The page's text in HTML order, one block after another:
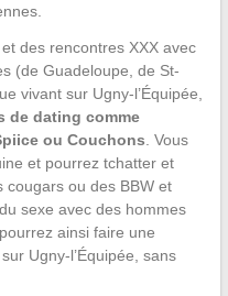
des rencontres XXX avec
(de Guadeloupe, de St-
vivant sur Ugny-l’Équipée,
de dating comme
ou Couchons . Vous
et pourrez tchatter et
cougars ou des BBW et
sexe avec des hommes
ainsi faire une
Ugny-l’Équipée, sans